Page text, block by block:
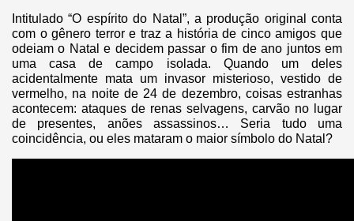
Intitulado “O espírito do Natal”, a produção original conta
com o gênero terror e traz a história de cinco amigos que
odeiam o Natal e decidem passar o fim de ano juntos em
uma casa de campo isolada. Quando um deles
acidentalmente mata um invasor misterioso, vestido de
vermelho, na noite de 24 de dezembro, coisas estranhas
acontecem: ataques de renas selvagens, carvão no lugar
de presentes, anões assassinos… Seria tudo uma
coincidência, ou eles mataram o maior símbolo do Natal?